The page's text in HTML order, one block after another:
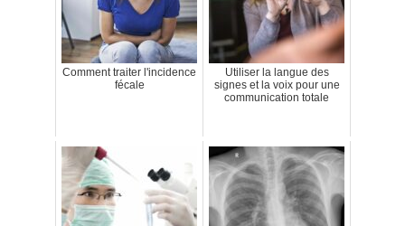
Comment traiter l'incidence
fécale
Utiliser la langue des
signes et la voix pour une
communication totale